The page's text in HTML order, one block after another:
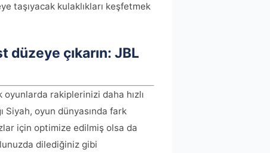
taşıyacak kulaklıkları keşfetmek
düzeye çıkarın: JBL
rakiplerinizi daha hızlı
Siyah, oyun dünyasında fark
için optimize edilmiş olsa da
dilediğiniz gibi